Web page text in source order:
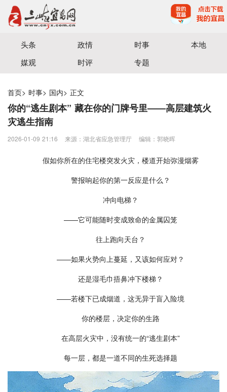
宜昌三峡融媒体中心主办
头条 政情 时事
本地
媒观
时评 专题
首页> 时事> 国内> 正文
你的“逃生剧本” 藏在你的门牌号里——高层建筑火
灾逃生指南
2026-01-09 21:16 来源：湖北省应急管理厅 编辑：郭晓晖
假如你所在的住宅楼突发火灾，楼道开始弥漫烟雾
警报响起你的第一反应是什么？
冲向电梯？
——它可能随时变成致命的金属囚笼
往上跑向天台？
——如果火势向上蔓延，又该如何应对？
还是湿毛巾捂鼻冲下楼梯？
——若楼下已成烟道，这无异于盲入险境
你的楼层，决定你的生路
在高层火灾中，没有统一的“逃生剧本”
每一层，都是一道不同的生死选择题